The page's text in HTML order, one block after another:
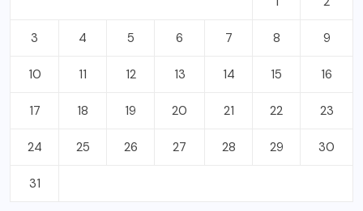
3 4 5 6 7 8 9
10 11 12 13 14 15 16
17 18 19 20 21 22 23
24 25 26 27 28 29 30
31